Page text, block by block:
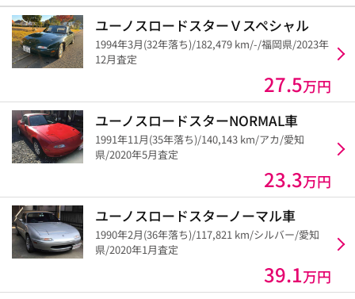
ユーノスロードスターＶスペシャル
1994年3月(32年落ち)/182,479 km/-/福岡県/2023年
12月査定
27.5万円
ユーノスロードスターNORMAL車
1991年11月(35年落ち)/140,143 km/アカ/愛知
県/2020年5月査定
23.3万円
ユーノスロードスターノーマル車
1990年2月(36年落ち)/117,821 km/シルバー/愛知
県/2020年1月査定
39.1万円